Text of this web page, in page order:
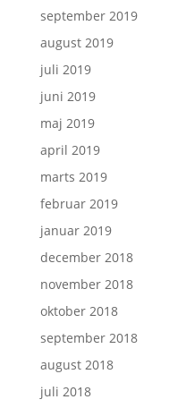
september 2019
august 2019
juli 2019
juni 2019
maj 2019
april 2019
marts 2019
februar 2019
januar 2019
december 2018
november 2018
oktober 2018
september 2018
august 2018
juli 2018